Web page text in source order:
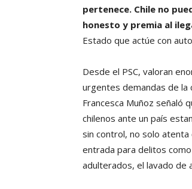
pertenece. Chile no
honesto y premia al
Estado que actúe con
Desde el PSC, valoran
urgentes demandas de la
Francesca Muñoz señaló
chilenos ante un país
sin control, no solo
entrada para delitos
adulterados, el lavado de